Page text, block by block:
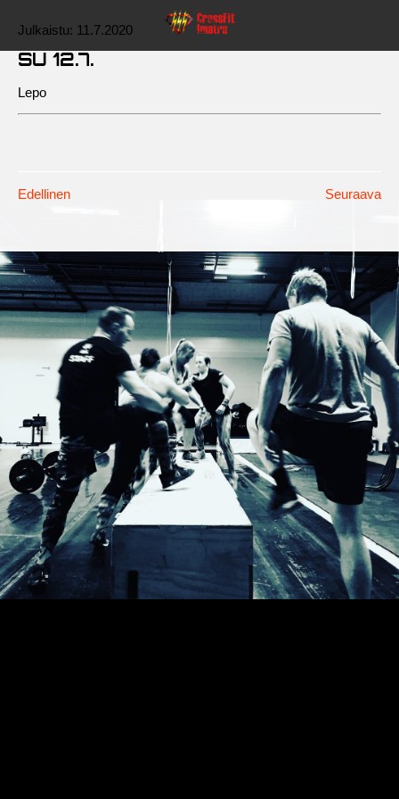
Julkaistu: 11.7.2020
SU 12.7.
Lepo
Edellinen Seuraava